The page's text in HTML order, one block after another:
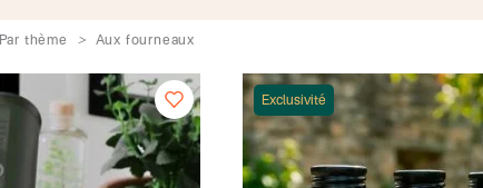
Par thème Aux fourneaux
Exclusivité